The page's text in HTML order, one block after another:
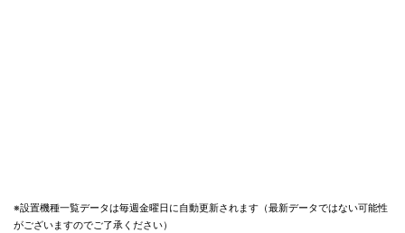
※設置機種一覧データは毎週金曜日に自動更新されます（最新データではない可能性
がございますのでご了承ください）